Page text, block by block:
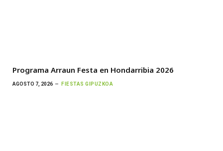
Programa Arraun Festa en Hondarribia 2026
AGOSTO 7, 2026 FIESTAS GIPUZKOA